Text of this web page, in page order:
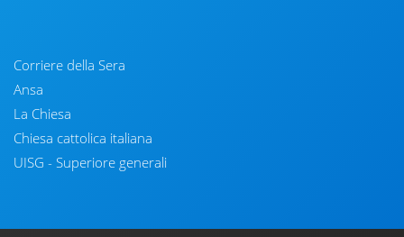
Corriere della Sera
Ansa
La Chiesa
Chiesa cattolica italiana
UISG - Superiore generali